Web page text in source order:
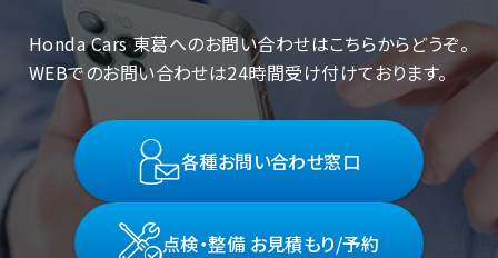
Honda Cars 東葛へのお問い合わせはこちらからどうぞ。
WEBでのお問い合わせは24時間受け付けております。
各種お問い合わせ窓口
点検・整備 お見積もり/予約